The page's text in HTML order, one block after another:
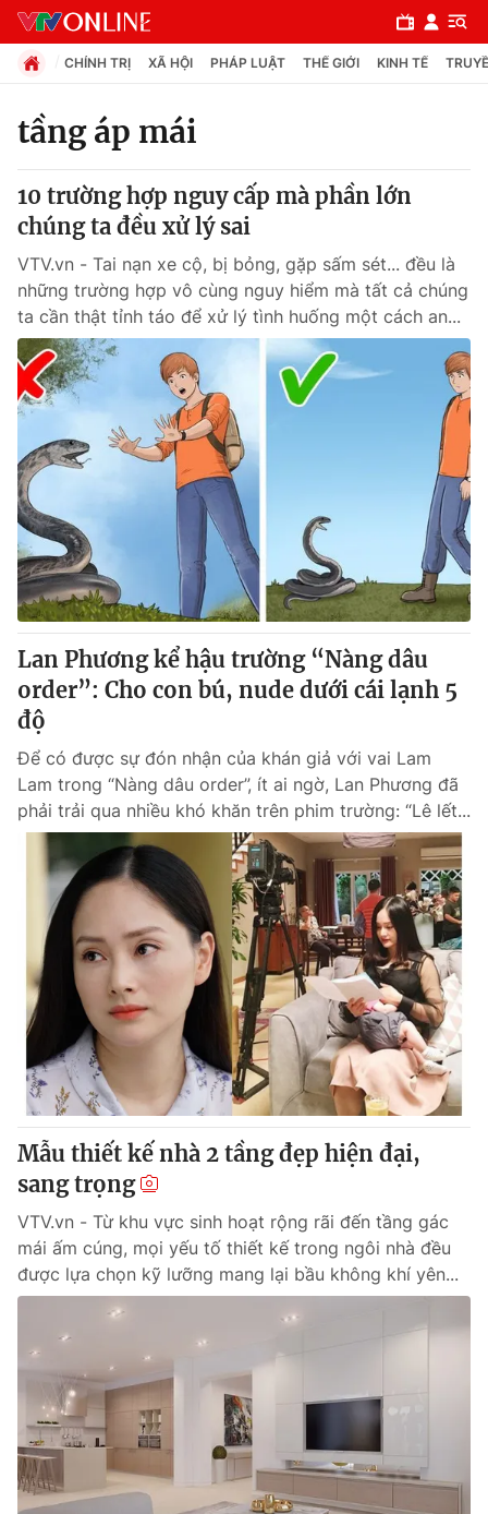
Chuyên mục
Chính trị
Xã hội
Pháp luật
Y tế
Thế giới
Tin tức
Thế giới đó đây
Câu chuyện quốc tế
Kinh tế
Tài chính
Thị trường
Góc doanh nghiệp
Dữ liệu và đời sống
Truyền hình
Phim VTV
Hậu trường
Nhân vật
Khán giả
Giải sao mai
Giải trí
Điện ảnh
Âm nhạc
Đời sống
Du lịch
Làm đẹp
Chất lượng cuộc sống
Giáo dục
Tuyển sinh
Học trực tuyến
Công nghệ
Hitech Công nghệ tương lai
Sản phẩm
Thị trường
Tư vấn
Giao lưu trực tuyến
Lịch phát sóng
Chuyên mục khác
Emagazine Podcast
Photo Infographic
Video Shorts video
VTV Money VTV Thể thao
VTV Sức khoẻ Bất động sản
Thị trường 24h Tấm lòng Việt
CHÍNH TRỊ XÃ HỘI PHÁP LUẬT THẾ GIỚI KINH TẾ
tầng áp mái
10 trường hợp nguy cấp mà phần lớn
chúng ta đều xử lý sai
VTV.vn - Tai nạn xe cộ, bị bỏng, gặp sấm sét... đều là
những trường hợp vô cùng nguy hiểm mà tất cả chúng
ta cần thật tỉnh táo để xử lý tình huống một cách an...
Lan Phương kể hậu trường “Nàng dâu
order”: Cho con bú, nude dưới cái lạnh 5
độ
Để có được sự đón nhận của khán giả với vai Lam
Lam trong “Nàng dâu order”, ít ai ngờ, Lan Phương đã
phải trải qua nhiều khó khăn trên phim trường: “Lê lết...
Mẫu thiết kế nhà 2 tầng đẹp hiện đại,
sang trọng
VTV.vn - Từ khu vực sinh hoạt rộng rãi đến tầng gác
mái ấm cúng, mọi yếu tố thiết kế trong ngôi nhà đều
được lựa chọn kỹ lưỡng mang lại bầu không khí yên...